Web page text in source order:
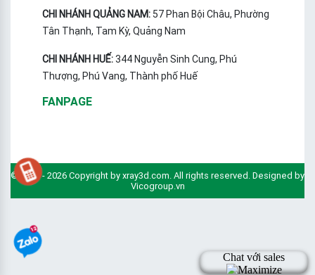
CHI NHÁNH QUẢNG NAM: 57 Phan Bội Châu, Phường
Tân Thạnh, Tam Kỳ, Quảng Nam
CHI NHÁNH HUẾ:344 Nguyễn Sinh Cung, Phú
Thượng, Phú Vang, Thành phố Huế
FANPAGE
© 2010 - 2026 Copyright by xray3d.com. All rights reserved. Designed by
Vicogroup.vn